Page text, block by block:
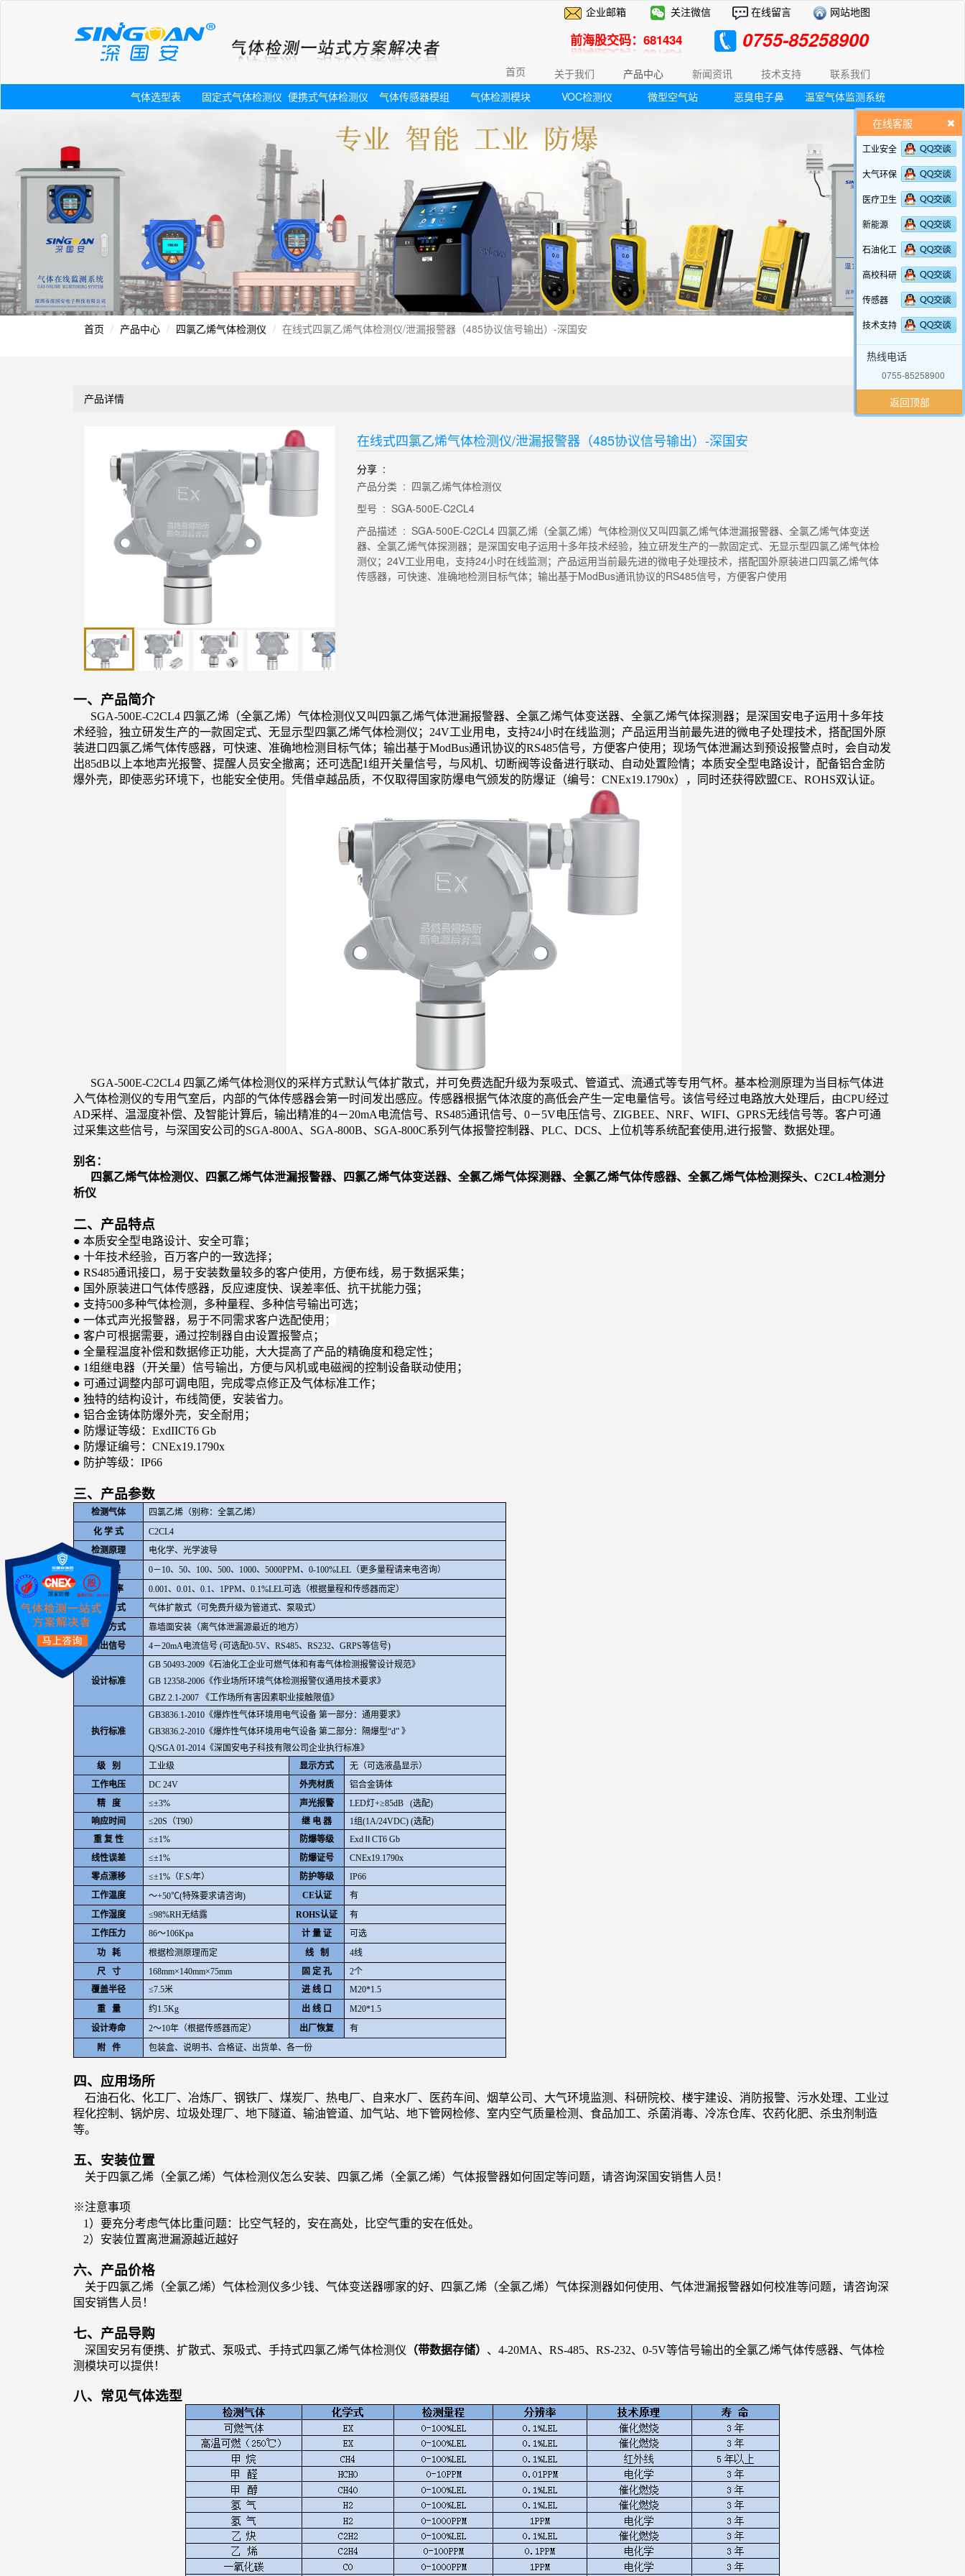
企业邮箱 关注微信 在线留言 网站地图
前海股交码：681434 0755-85258900
首页 关于我们 产品中心 新闻资讯 技术支持
联系我们
气体选型表
固定式气体检测仪 便携式气体检测仪 气体传感器模组 气体检测模块 VOC检测仪 微型空气站 恶臭电子鼻 温室气体监测系统
首页 产品中心 四氯乙烯气体检测仪 在线式四氯乙烯气体检测仪/泄漏报警器（485协议信号输出）-深国安
产品详情
在线式四氯乙烯气体检测仪/泄漏报警器（485协议信号输出）-深国安
分享 :
产品分类 : 四氯乙烯气体检测仪
型号 : SGA-500E-C2CL4
产品描述 : SGA-500E-C2CL4 四氯乙烯（全氯乙烯）气体检测仪又叫四氯乙烯气体泄漏报警器、全氯乙烯气体变送
器、全氯乙烯气体探测器；是深国安电子运用十多年技术经验，独立研发生产的一款固定式、无显示型四氯乙烯气体检
测仪；24V工业用电，支持24小时在线监测；产品运用当前最先进的微电子处理技术，搭配国外原装进口四氯乙烯气体
传感器，可快速、准确地检测目标气体；输出基于ModBus通讯协议的RS485信号，方便客户使用
一、产品简介
SGA-500E-C2CL4 四氯乙烯（全氯乙烯）气体检测仪又叫四氯乙烯气体泄漏报警器、全氯乙烯气体变送器、全氯乙烯气体探测器；是深国安电子运用十多年技
术经验，独立研发生产的一款固定式、无显示型四氯乙烯气体检测仪；24V工业用电，支持24小时在线监测；产品运用当前最先进的微电子处理技术，搭配国外原
装进口四氯乙烯气体传感器，可快速、准确地检测目标气体；输出基于ModBus通讯协议的RS485信号，方便客户使用；现场气体泄漏达到预设报警点时，会自动发
出85dB以上本地声光报警、提醒人员安全撤离；还可选配1组开关量信号，与风机、切断阀等设备进行联动、自动处置险情；本质安全型电路设计，配备铝合金防
爆外壳，即使恶劣环境下，也能安全使用。凭借卓越品质，不仅取得国家防爆电气颁发的防爆证（编号：CNEx19.1790x），同时还获得欧盟CE、ROHS双认证。
SGA-500E-C2CL4 四氯乙烯气体检测仪的采样方式默认气体扩散式，并可免费选配升级为泵吸式、管道式、流通式等专用气杯。基本检测原理为当目标气体进
入气体检测仪的专用气室后，内部的气体传感器会第一时间发出感应。传感器根据气体浓度的高低会产生一定电量信号。该信号经过电路放大处理后，由CPU经过
AD采样、温湿度补偿、及智能计算后，输出精准的4－20mA电流信号、RS485通讯信号、0－5V电压信号、ZIGBEE、NRF、WIFI、GPRS无线信号等。客户可通
过采集这些信号，与深国安公司的SGA-800A、SGA-800B、SGA-800C系列气体报警控制器、PLC、DCS、上位机等系统配套使用,进行报警、数据处理。
别名：
四氯乙烯气体检测仪、四氯乙烯气体泄漏报警器、四氯乙烯气体变送器、全氯乙烯气体探测器、全氯乙烯气体传感器、全氯乙烯气体检测探头、C2CL4检测分
析仪
二、产品特点
● 本质安全型电路设计、安全可靠；
● 十年技术经验，百万客户的一致选择；
● RS485通讯接口，易于安装数量较多的客户使用，方便布线，易于数据采集；
● 国外原装进口气体传感器，反应速度快、误差率低、抗干扰能力强；
● 支持500多种气体检测，多种量程、多种信号输出可选；
● 一体式声光报警器，易于不同需求客户选配使用 ；
● 客户可根据需要，通过控制器自由设置报警点；
● 全量程温度补偿和数据修正功能，大大提高了产品的精确度和稳定性；
● 1组继电器（开关量）信号输出，方便与风机或电磁阀的控制设备联动使用；
● 可通过调整内部可调电阻，完成零点修正及气体标准工作；
● 独特的结构设计，布线简便，安装省力。
● 铝合金铸体防爆外壳，安全耐用；
● 防爆证等级：ExdIICT6 Gb
● 防爆证编号：CNEx19.1790x
● 防护等级：IP66
三、产品参数
检测气体
四氯乙烯（别称：全氯乙烯）
化 学 式
C2CL4
检测原理
电化学、光学波导
量 程
0－10、50、100、500、1000、5000PPM、0-100%LEL（更多量程请来电咨询）
分 辨 率
0.001、0.01、0.1、1PPM、0.1%LEL可选（根据量程和传感器而定）
检测方式
气体扩散式（可免费升级为管道式、泵吸式）
安装方式
靠墙面安装（离气体泄漏源最近的地方）
输出信号
4－20mA电流信号 (可选配0-5V、RS485、RS232、GRPS等信号)
设计标准
GB 50493-2009 《石油化工企业可燃气体和有毒气体检测报警设计规范》
GB 12358-2006《作业场所环境气体检测报警仪通用技术要求》
GBZ 2.1-2007
《工作场所有害因素职业接触限值》
执行标准
GB3836.1-2010 《爆炸性气体环境用电气设备 第一部分：通用要求》
GB3836.2-2010 《爆炸性气体环境用电气设备 第二部分：隔爆型“d” 》
Q/SGA 01-2014 《深国安电子科技有限公司企业执行标准》
级 别
工业级 显示方式
无（可选液晶显示）
工作电压
DC 24V 外壳材质
铝合金铸体
精 度
≤±3% 声光报警 LED灯+≥85dB (选配)
响应时间
≤20S（T90） 继 电 器 1组(1A/24VDC) (选配)
重 复 性
≤±1% 防爆等级 Exd ⅡCT6 Gb
线性误差
≤±1% 防爆证号
CNEx19.1790x
零点漂移
≤±1%（F.S/年） 防护等级
IP66
工作温度
～+50℃(特殊要求请咨询) CE认证
有
工作湿度
≤98%RH无结露 ROHS认证
有
工作压力
86～106Kpa 计 量 证
可选
功 耗
根据检测原理而定 线 制 4线
尺 寸
168mm×140mm×75mm 固 定 孔 2个
覆盖半径
≤7.5米 进 线 口
M20*1.5
重 量
约1.5Kg 出 线 口
M20*1.5
设计寿命
2～10年（根据传感器而定） 出厂恢复
有
附 件
包装盒、说明书、合格证、出货单、各一份
四、应用场所
石油石化、化工厂、冶炼厂、钢铁厂、煤炭厂、热电厂、自来水厂、医药车间、烟草公司、大气环境监测、科研院校、楼宇建设、消防报警、污水处理、工业过
程化控制、锅炉房、垃圾处理厂、地下隧道、输油管道、加气站、地下管网检修、室内空气质量检测、食品加工、杀菌消毒、冷冻仓库、 农药化肥、杀虫剂制造
等。
五、安装位置
关于四氯乙烯（全氯乙烯） 气体检测仪怎么安装、 四氯乙烯（全氯乙烯） 气体报警器如何固定等问题，请咨询深国安销售人员！
※注意事项
1 ）要充分考虑气体比重问题：比空气轻的，安在高处，比空气重的安在低处。
2）安装位置离泄漏源越近越好
六、产品价格
关于四氯乙烯（全氯乙烯） 气体检测仪多少钱、气体变送器哪家的好、 四氯乙烯（全氯乙烯） 气体探测器如何使用、气体泄漏报警器如何校准等问题，请咨询深
国安销售人员！
七、产品导购
深国安另有便携、扩散式、泵吸式、手持式四氯乙烯气体检测仪 （带数据存储） 、4-20MA、RS-485、RS-232、0-5V等信号输出的全氯乙烯气体传感器、气体检
测模块可以提供！
八、常见气体选型
在线客服
工业安全
大气环保
医疗卫生
新能源
石油化工
高校科研
传感器
技术支持
热线电话
0755-85258900
返回顶部